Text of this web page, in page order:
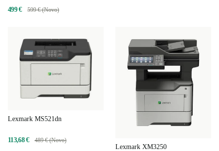
499 € 599 € (Novo)
Lexmark MS521dn
113,68 € 489 € (Novo)
Lexmark XM3250